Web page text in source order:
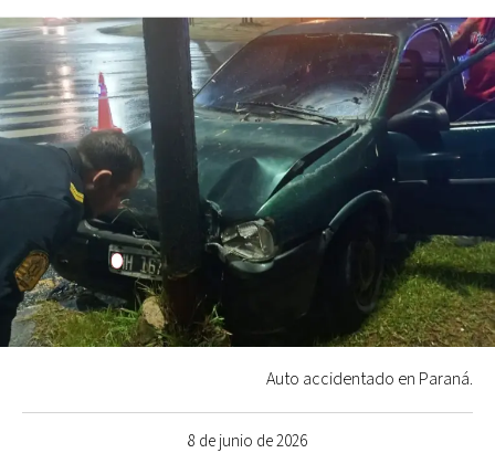
8 de junio de 2026
Auto accidentado en Paraná.